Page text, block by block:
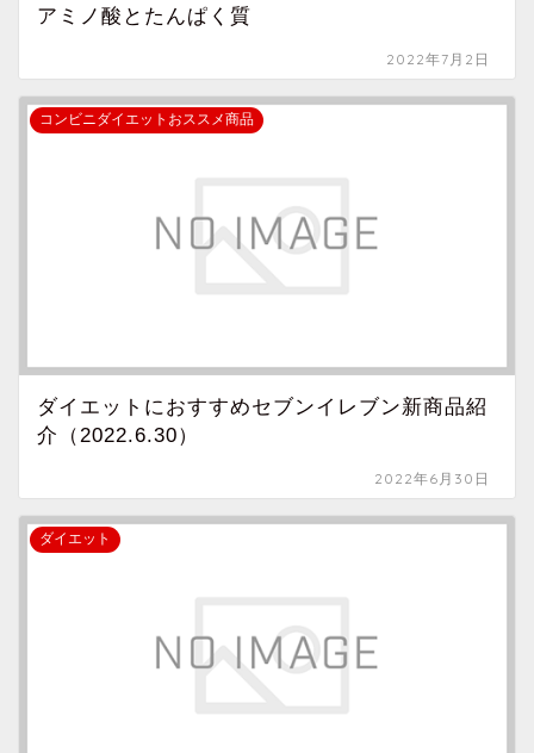
アミノ酸とたんぱく質
2022年7月2日
コンビニダイエットおススメ商品
ダイエットにおすすめセブンイレブン新商品紹
介（2022.6.30）
2022年6月30日
ダイエット